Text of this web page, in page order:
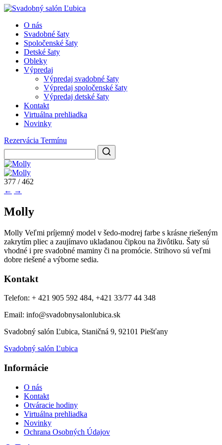
O nás
Svadobné šaty
Spoločenské šaty
Detské šaty
Obleky
Výpredaj
Výpredaj svadobné šaty
Výpredaj spoločenské šaty
Výpredaj detské šaty
Kontakt
Virtuálna prehliadka
Novinky
Rezervácia Termínu
377 / 462
← →
Molly
Molly Veľmi príjemný model v šedo-modrej farbe s krásne riešeným
zakrytím pliec a zaujímavo ukladanou čipkou na živôtiku. Šaty sú
vhodné i pre svadobné maminy či na promócie. Strihovo sú veľmi
dobre riešené a výborne sedia.
Kontakt
Telefon: + 421 905 592 484, +421 33/77 44 348
Email: info@svadobnysalonlubica.sk
Svadobný salón Ľubica, Staničná 9, 92101 Piešťany
Svadobný salón Ľubica
Informácie
O nás
Kontakt
Otváracie hodiny
Virtuálna prehliadka
Novinky
Ochrana Osobných Údajov